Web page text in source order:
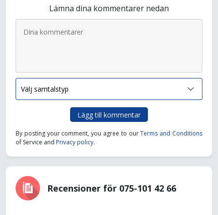
Lämna dina kommentarer nedan
Lägg till kommentar
By posting your comment, you agree to ourTerms and Conditions
of Service and Privacy policy.
Recensioner för 075-101 42 66